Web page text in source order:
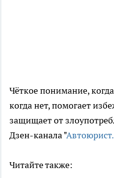
Чёткое понимание,
когда нет, помогает
защищает от
Дзен-канала "
Читайте также: